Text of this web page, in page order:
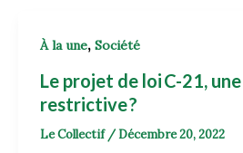
À la une, Société
Le projet de loi C-21,
restrictive?
Le Collectif /Décembre 20, 2022